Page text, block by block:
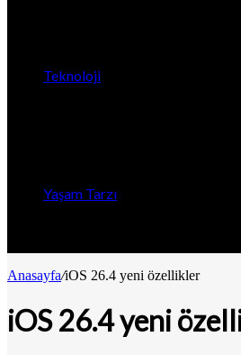
Teknoloji
Yaşam Tarzı
Anasayfa/iOS 26.4 yeni özellikler
iOS 26.4 yeni